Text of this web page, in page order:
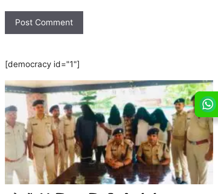
[democracy id="1"]